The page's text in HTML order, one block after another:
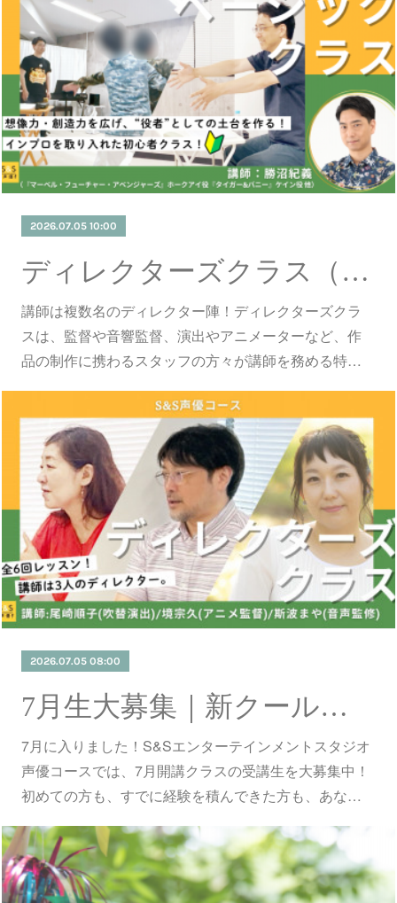
2026.07.05 10:00
ディレクターズクラス（7/5更新）
講師は複数名のディレクター陣！ディレクターズクラ
スは、監督や音響監督、演出やアニメーターなど、作
品の制作に携わるスタッフの方々が講師を務める特…
2026.07.05 08:00
7月生大募集｜新クールスタート！基礎から実践まで、今始める4クラス。（7/5更新）
7月に入りました！S&Sエンターテインメントスタジオ
声優コースでは、7月開講クラスの受講生を大募集中！
初めての方も、すでに経験を積んできた方も、あな…